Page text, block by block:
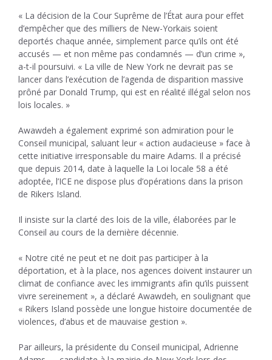
« La décision de la Cour Suprême de l’État aura pour effet
d’empêcher que des milliers de New-Yorkais soient
deportés chaque année, simplement parce qu’ils ont été
accusés — et non même pas condamnés — d’un crime »,
a-t-il poursuivi. « La ville de New York ne devrait pas se
lancer dans l’exécution de l’agenda de disparition massive
prôné par Donald Trump, qui est en réalité illégal selon nos
lois locales. »
Awawdeh a également exprimé son admiration pour le
Conseil municipal, saluant leur « action audacieuse » face à
cette initiative irresponsable du maire Adams. Il a précisé
que depuis 2014, date à laquelle la Loi locale 58 a été
adoptée, l’ICE ne dispose plus d’opérations dans la prison
de Rikers Island.
Il insiste sur la clarté des lois de la ville, élaborées par le
Conseil au cours de la dernière décennie.
« Notre cité ne peut et ne doit pas participer à la
déportation, et à la place, nos agences doivent instaurer un
climat de confiance avec les immigrants afin qu’ils puissent
vivre sereinement », a déclaré Awawdeh, en soulignant que
« Rikers Island possède une longue histoire documentée de
violences, d’abus et de mauvaise gestion ».
Par ailleurs, la présidente du Conseil municipal, Adrienne